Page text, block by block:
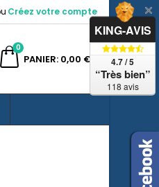
Créez votre compte
PANIER
0
0,00 €
KING-AVIS
4.7 / 5
“Très bien”
118 avis